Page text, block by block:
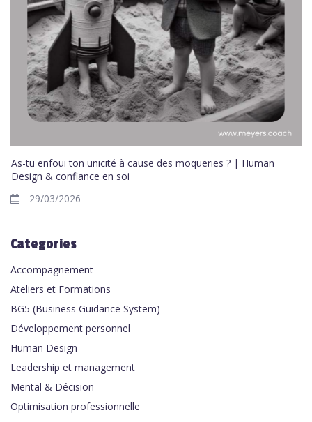
As-tu enfoui ton unicité à cause des moqueries ? | Human
Design & confiance en soi
29/03/2026
Categories
Accompagnement
Ateliers et Formations
BG5 (Business Guidance System)
Développement personnel
Human Design
Leadership et management
Mental & Décision
Optimisation professionnelle